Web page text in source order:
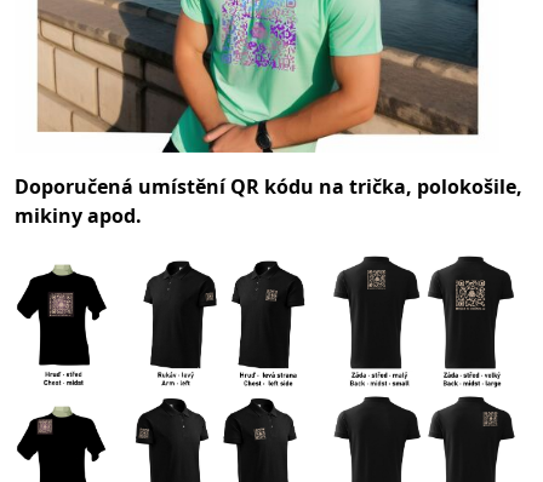
Doporučená umístění QR kódu na trička, polokošile,
mikiny apod.